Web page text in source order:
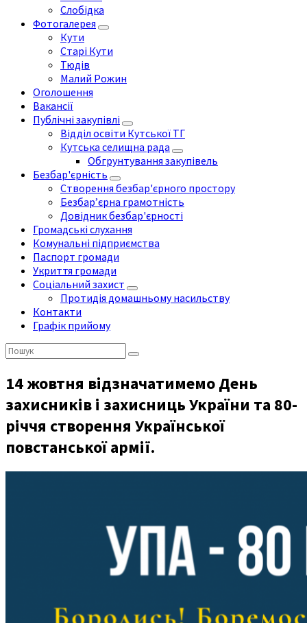
Слобідка
Фотогалерея
Кути
Старі Кути
Тюдів
Малий Рожин
Оголошення
Вакансії
Публічні закупівлі
Відділ освіти Кутської ТГ
Кутська селищна рада
Обгрунтування закупівель
Безбар'єрність
Створення безбар'єрного простору
Безбар’єрна грамотність
Довідник безбар'єрності
Громадські слухання
Комунальні підприємства
Паспорт громади
Укриття громади
Соціальний захист
Протидія домашньому насильству
Контакти
Графік прийому
Пошук:
14 жовтня відзначатимемо День
захисників і захисниць України та 80-
річчя створення Української
повстанської армії.